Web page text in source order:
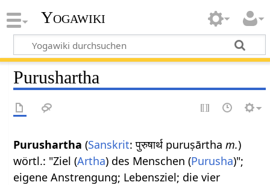
Yogawiki
Purushartha
Purushartha (Sanskrit: पुरुषार्थ puruṣārtham.)
wörtl.: "Ziel (Artha) des Menschen (Purusha)";
eigene Anstrengung; Lebensziel; die vier